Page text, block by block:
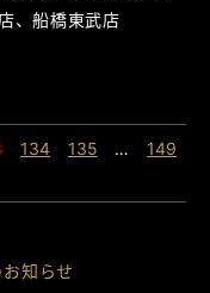
知らせ
、船橋東武店
134 135 …
149